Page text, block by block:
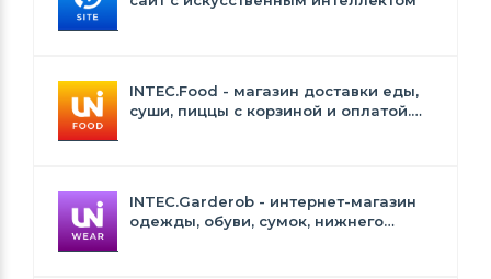
INTEC.Food - магазин доставки еды,
суши, пиццы с корзиной и оплатой.
INTEC.Garderob - интернет-магазин
одежды, обуви, сумок, нижнего